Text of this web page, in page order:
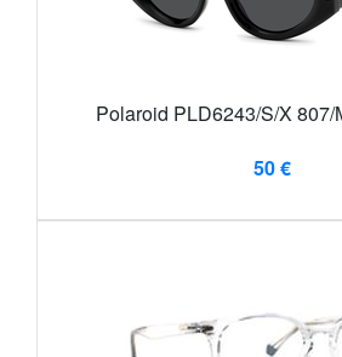
Polaroid PLD6243/S/X 807/
50 €